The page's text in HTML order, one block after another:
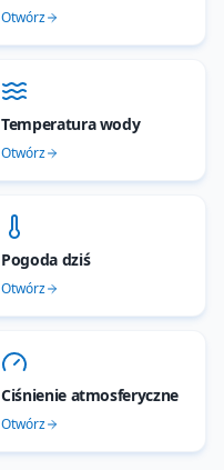
Otwórz
Temperatura wody
Otwórz
Pogoda dziś
Otwórz
Ciśnienie atmosferyczne
Otwórz